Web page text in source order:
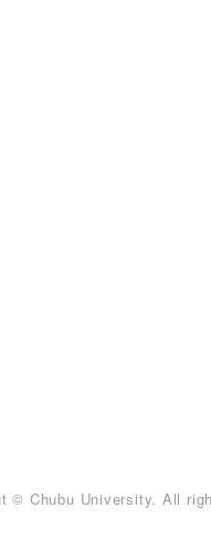
© Chubu University. All